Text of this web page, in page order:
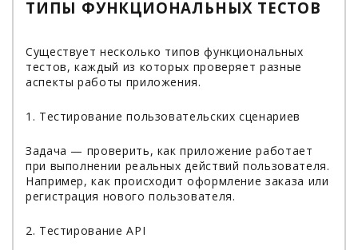
ТИПЫ ФУНКЦИОНАЛЬНЫХ ТЕСТОВ
Существует несколько типов функциональных
тестов, каждый из которых проверяет разные
аспекты работы приложения.
1. Тестирование пользовательских сценариев
Задача — проверить, как приложение работает
при выполнении реальных действий пользователя.
Например, как происходит оформление заказа или
регистрация нового пользователя.
2. Тестирование API